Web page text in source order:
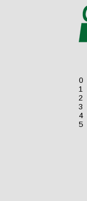
0
1
2
3
4
5